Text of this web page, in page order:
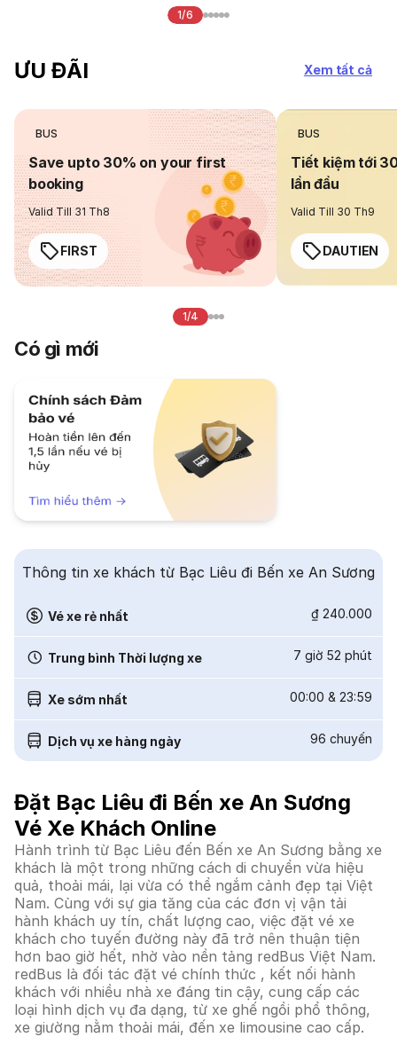
1/6
ƯU ĐÃI Xem tất cả
BUS
Save upto 30% on your first
booking
Valid Till 31 Th8
FIRST
BUS
Tiết kiệm tới
lần đầu
Valid Till 30 Th9
DAUTIEN
1/4
Có gì mới
Thông tin xe khách từ Bạc Liêu đi Bến xe An Sương
Vé xe rẻ nhất ₫ 240.000
Trung bình Thời lượng xe 7 giờ 52 phút
Xe sớm nhất 00:00 & 23:59
Dịch vụ xe hàng ngày 96 chuyến
Đặt Bạc Liêu đi Bến xe An Sương
Vé Xe Khách Online
Hành trình từ Bạc Liêu đến Bến xe An Sương bằng xe
khách là một trong những cách di chuyển vừa hiệu
quả, thoải mái, lại vừa có thể ngắm cảnh đẹp tại Việt
Nam. Cùng với sự gia tăng của các đơn vị vận tải
hành khách uy tín, chất lượng cao, việc đặt vé xe
khách cho tuyến đường này đã trở nên thuận tiện
hơn bao giờ hết, nhờ vào nền tảng redBus Việt Nam.
redBus là đối tác đặt vé chính thức , kết nối hành
khách với nhiều nhà xe đáng tin cậy, cung cấp các
loại hình dịch vụ đa dạng, từ xe ghế ngồi phổ thông,
xe giường nằm thoải mái, đến xe limousine cao cấp.